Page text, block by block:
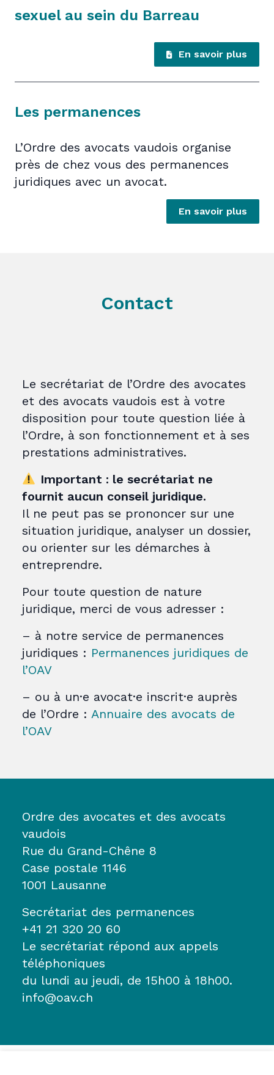
sexuel au sein du Barreau
En savoir plus
Les permanences
L’Ordre des avocats vaudois organise
près de chez vous des permanences
juridiques avec un avocat.
En savoir plus
Contact
Le secrétariat de l’Ordre des avocates
et des avocats vaudois est à votre
disposition pour toute question liée à
l’Ordre, à son fonctionnement et à ses
prestations administratives.
Important : le secrétariat ne
fournit aucun conseil juridique.
Il ne peut pas se prononcer sur une
situation juridique, analyser un dossier,
ou orienter sur les démarches à
entreprendre.
Pour toute question de nature
juridique, merci de vous adresser :
– à notre service de permanences
juridiques : Permanences juridiques de
l’OAV
– ou à un·e avocat·e inscrit·e auprès
de l’Ordre : Annuaire des avocats de
l’OAV
Ordre des avocates et des avocats
vaudois
Rue du Grand-Chêne 8
Case postale 1146
1001 Lausanne
Secrétariat des permanences
+41 21 320 20 60
Le secrétariat répond aux appels
téléphoniques
du lundi au jeudi, de 15h00 à 18h00.
info@oav.ch